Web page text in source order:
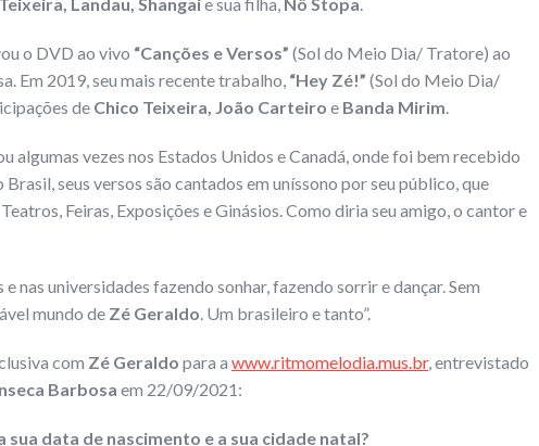
o DVD ao vivo “Canções e Versos” (Sol do Meio Dia/ Tratore) ao
Em 2019, seu mais recente trabalho, “Hey Zé!” (Sol do Meio Dia/
de Chico Teixeira, João Carteiro e Banda Mirim
algumas vezes nos Estados Unidos e Canadá, onde foi bem recebido
seus versos são cantados em uníssono por seu público, que
Feiras, Exposições e Ginásios. Como diria seu amigo, o cantor e
e nas universidades fazendo sonhar, fazendo sorrir e dançar. Sem
mundo de Zé Geraldo . Um brasileiro e tanto”.
com Zé Geraldo para a www.ritmomelodia.mus.br, entrevistado
Barbosa em 22/09/2021:
sua data de nascimento e a sua cidade natal?